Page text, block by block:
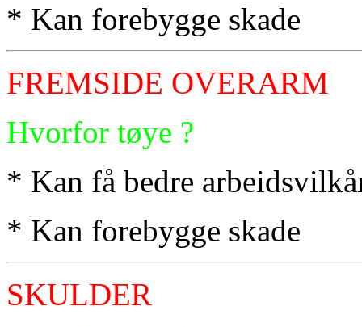
* Kan forebygge skade
FREMSIDE OVERARM
Hvorfor tøye ?
* Kan få bedre
* Kan forebygge skade
SKULDER